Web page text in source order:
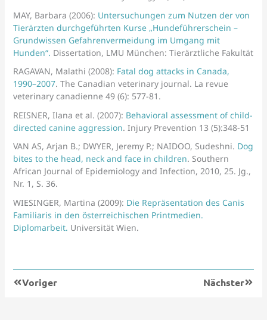
MAY, Barbara (2006): Untersuchungen zum Nutzen der von
Tierärzten durchgeführten Kurse „Hundeführerschein –
Grundwissen Gefahrenvermeidung im Umgang mit
Hunden“. Dissertation, LMU München: Tierärztliche Fakultät
RAGAVAN, Malathi (2008): Fatal dog attacks in Canada,
1990–2007. The Canadian veterinary journal. La revue
veterinary canadienne 49 (6): 577-81.
REISNER, Ilana et al. (2007): Behavioral assessment of child-
directed canine aggression. Injury Prevention 13 (5):348-51
VAN AS, Arjan B.; DWYER, Jeremy P.; NAIDOO, Sudeshni. Dog
bites to the head, neck and face in children. Southern
African Journal of Epidemiology and Infection, 2010, 25. Jg.,
Nr. 1, S. 36.
WIESINGER, Martina (2009): Die Repräsentation des Canis
Familiaris in den österreichischen Printmedien.
Diplomarbeit. Universität Wien.
Voriger Nächster